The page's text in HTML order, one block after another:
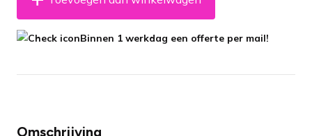
Binnen 1 werkdag een offerte per mail!
Omschrijving